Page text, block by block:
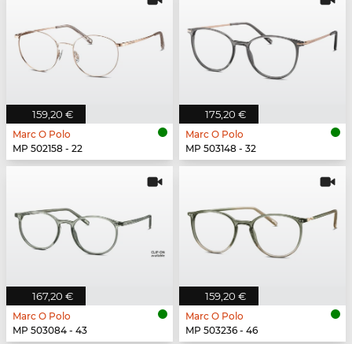
159,20 €
Marc O Polo
MP 502158 - 22
175,20 €
Marc O Polo
MP 503148 - 32
167,20 €
Marc O Polo
MP 503084 - 43
159,20 €
Marc O Polo
MP 503236 - 46